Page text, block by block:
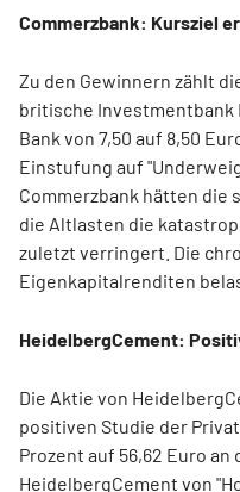
Commerzbank: Kursziel
Zu den Gewinnern zählt
britische Investmentbank
Bank von 7,50 auf 8,50
Einstufung auf
Commerzbank hätten
die Altlasten die
zuletzt verringert. Die
Eigenkapitalrenditen
HeidelbergCement:
Die Aktie von
positiven Studie der
Prozent auf 56,62 Euro an
HeidelbergCement von